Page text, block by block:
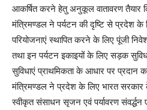
आकर्षित करने हेतु अनुकूल वातावरण तैयार
मंत्रिमण्डल ने पर्यटन की दृष्टि से प्रदेश के
परियोजनाएं स्थापित करने के लिए पूंजी
तथा इन पर्यटन इकाइयों के लिए सड़क
सुविधाएं प्राथमिकता के आधार पर प्रदान
मंत्रिमण्डल ने प्रदेश के लिए भारत सरकार के
स्वीकृत संसाधन सृजन एवं पर्यावरण